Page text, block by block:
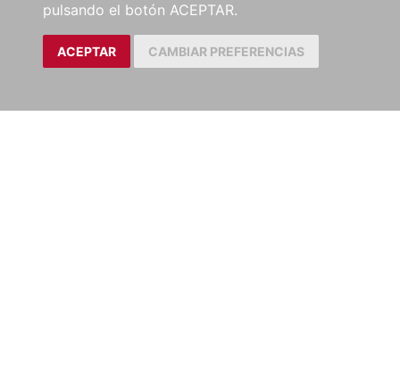
pulsando el botón ACEPTAR.
ACEPTAR CAMBIAR PREFERENCIAS